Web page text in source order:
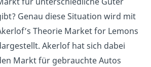
Genau diese Situation wird mit
Theorie Market for Lemons
Akerlof hat sich dabei
Markt für gebrauchte Autos